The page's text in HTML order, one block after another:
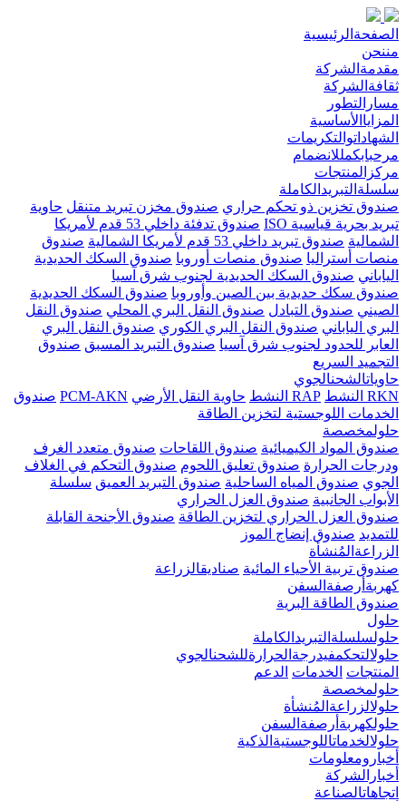
الصفحةالرئيسية
مننحن
مقدمةالشركة
ثقافةالشركة
مسارالتطور
المزاياالأساسية
الشهاداتوالتكريمات
مرحبابكمللانضمام
مركزالمنتجات
سلسلةالتبريدالكاملة
صندوق تخزين ذو تحكم حراري صندوق مخزن تبريد متنقل حاوية
تبريد بحرية قياسية ISO
صندوق تدفئة داخلي 53 قدم لأمريكا
الشمالية صندوق تبريد داخلي 53 قدم لأمريكا الشمالية
صندوق
منصات أستراليا صندوق منصات أوروبا صندوق السكك الحديدية
الياباني صندوق السكك الحديدية لجنوب شرق آسيا
صندوق سكك حديدية بين الصين وأوروبا صندوق السكك الحديدية
الصيني صندوق التبادل صندوق النقل البري المحلي صندوق النقل
البري الياباني صندوق النقل البري الكوري صندوق النقل البري
العابر للحدود لجنوب شرق آسيا صندوق التبريد المسبق صندوق
التجميد السريع
حاوياتالشحنالجوي
RKN النشط
RAP النشط حاوية النقل الأرضي PCM-AKN صندوق
الخدمات اللوجستية لتخزين الطاقة
حلولمخصصة
صندوق المواد الكيميائية صندوق اللقاحات صندوق متعدد الغرف
ودرجات الحرارة صندوق تعليق اللحوم صندوق التحكم في الغلاف
الجوي صندوق المياه الساحلية صندوق التبريد العميق سلسلة
الأبواب الجانبية صندوق العزل الحراري
صندوق العزل الحراري لتخزين الطاقة صندوق الأجنحة القابلة
للتمديد صندوق إنضاج الموز
الزراعةالمُنشأة
صندوق تربية الأحياء المائية صناديقالزراعة
كهربةأرصفةالسفن
صندوق الطاقة البرية
حلول
حلولسلسلةالتبريدالكاملة
حلولالتحكمفيدرجةالحرارةللشحنالجوي
المنتجات الخدمات الدعم
حلولمخصصة
حلولالزراعةالمُنشأة
حلولكهربةأرصفةالسفن
حلولالخدماتاللوجستيةالذكية
أخبارومعلومات
أخبارالشركة
اتجاهاتالصناعة